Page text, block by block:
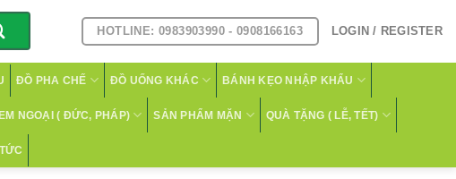
HOTLINE: 0983903990 - 0908166163 LOGIN / REGISTER
ĐỒ PHA CHẾ ĐỒ UỐNG KHÁC BÁNH KẸO NHẬP KHẨU
NGOẠI ( ĐỨC, PHÁP) SẢN PHẨM MẶN QUÀ TẶNG ( LỄ, TẾT)